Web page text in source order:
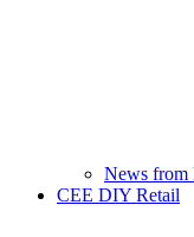
News from
CEE DIY Retail